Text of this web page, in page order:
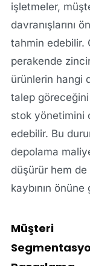
işletmeler,
davranışlarını
tahmin edebilir.
perakende
ürünlerin hangi
talep
stok yönetimini
edebilir. Bu
depolama
düşürür hem de
kaybının önüne
Müşteri